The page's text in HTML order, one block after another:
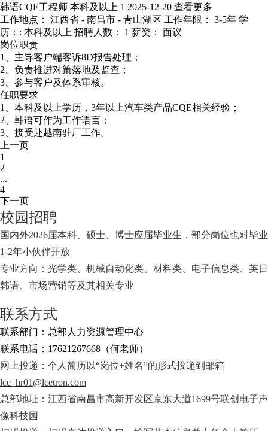
韩语CQE工程师 本科及以上 1 2025-12-20 查看更多
工作地点： 江西省 - 南昌市 - 青山湖区 工作年限： 3-5年 学
历：: 本科及以上 招聘人数： 1 薪资： 面议
岗位职责
1、主导客户端客诉8D报告处理；
2、负责推进对策落地及监查；
3、参与客户及体系审核。
任职要求
1、本科及以上学历，3年以上汽车类产品CQE相关经验；
2、韩语可作为工作语言；
3、接受赴越南驻厂工作。
上一页
1
2
...
4
下一页
校园招聘
国内外2026届本科、硕士、博士应届毕业生，部分岗位也对毕业
1-2年小伙伴开放
专业方向：光学类、机械自动化类、材料类、电子信息类、英日
韩语、市场营销等及其相关专业
联系方式
联系部门：总部人力资源管理中心
联系电话：17621267668（何老师）
网上投递：个人简历以“岗位+姓名”的形式投递到邮箱
lce_hr01@lcetron.com
总部地址：江西省南昌市高新开发区京东大道1699号联创电子声
像科技园